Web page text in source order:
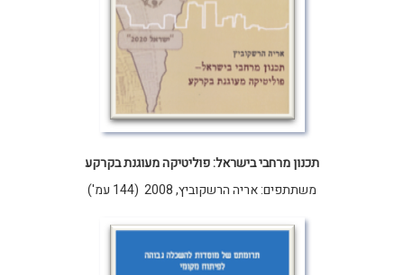
תכנון מרחבי בישראל: פוליטיקה מעוגנת בקרקע
משתתפים: אריה הרשקוביץ, 2008 (144 עמ')